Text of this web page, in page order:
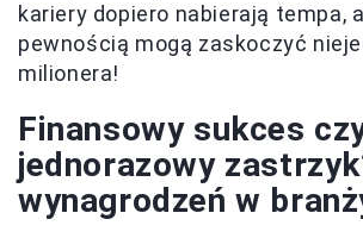
kariery dopiero nabierają tempa,
pewnością mogą zaskoczyć
milionera!
Finansowy sukces
jednorazowy
wynagrodzeń w